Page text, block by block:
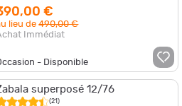
€
lieu de490,00 €
Immédiat
- Disponible
superposé 12/76
(21)